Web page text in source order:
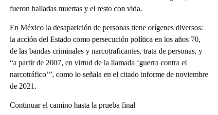
fueron halladas muertas y el resto con vida.
En México la desaparición de personas tiene orígenes diversos:
la acción del Estado como persecución política en los años 70,
de las bandas criminales y narcotraficantes, trata de personas, y
“a partir de 2007, en virtud de la llamada ‘guerra contra el
narcotráfico’”, como lo señala en el citado informe de noviembre
de 2021.
Continuar el camino hasta la prueba final